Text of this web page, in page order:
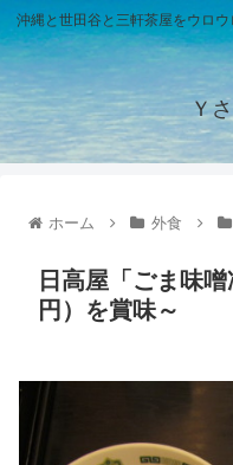
沖縄と世田谷と三軒茶屋をウロ
Ｙ
ホーム 外食
日高屋「ごま味
円）を賞味～